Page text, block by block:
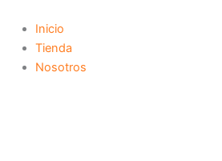
contenido
Inicio
Tienda
Nosotros